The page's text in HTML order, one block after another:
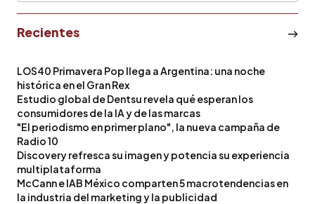
Recientes
LOS40 Primavera Pop llega a Argentina: una noche
histórica en el Gran Rex
Estudio global de Dentsu revela qué esperan los
consumidores de la IA y de las marcas
"El periodismo en primer plano", la nueva campaña de
Radio 10
Discovery refresca su imagen y potencia su experiencia
multiplataforma
McCann e IAB México comparten 5 macrotendencias en
la industria del marketing y la publicidad